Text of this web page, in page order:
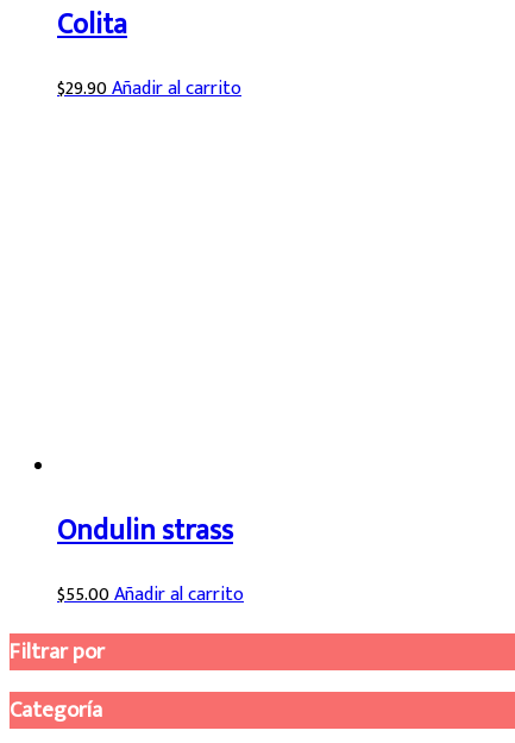
Colita
$29.90Añadir al carrito
Ondulin strass
$55.00Añadir al carrito
Filtrar por
Categoría